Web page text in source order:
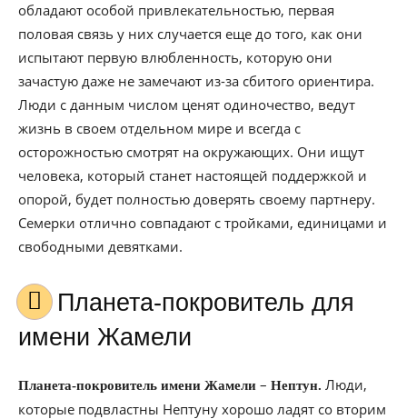
обладают особой привлекательностью, первая
половая связь у них случается еще до того, как они
испытают первую влюбленность, которую они
зачастую даже не замечают из-за сбитого ориентира.
Люди с данным числом ценят одиночество, ведут
жизнь в своем отдельном мире и всегда с
осторожностью смотрят на окружающих. Они ищут
человека, который станет настоящей поддержкой и
опорой, будет полностью доверять своему партнеру.
Семерки отлично совпадают с тройками, единицами и
свободными девятками.
Планета-покровитель для
имени Жамели
Планета-покровитель имени Жамели – Нептун. Люди,
которые подвластны Нептуну хорошо ладят со вторим